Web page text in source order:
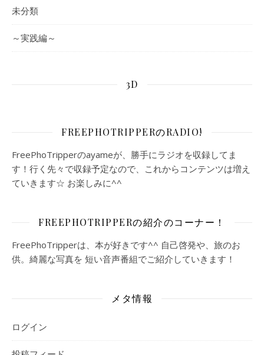
未分類
～実践編～
3D
FREEPHOTRIPPERのRADIO!
FreePhoTripperのayameが、勝手にラジオを収録してま
す！行く先々で収録予定なので、これからコンテンツは増え
ていきます☆ お楽しみに^^
FREEPHOTRIPPERの紹介のコーナー！
FreePhoTripperは、本が好きです^^ 自己啓発や、旅のお
供。綺麗な写真を 短い音声番組でご紹介していきます！
メタ情報
ログイン